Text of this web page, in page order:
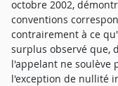
octobre 2002,
conventions
contrairement à ce
surplus observé que,
l'appelant ne soulève
l'exception de nullité